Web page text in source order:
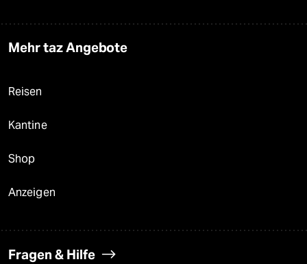
Mehr taz Angebote
Reisen
Kantine
Shop
Anzeigen
Fragen & Hilfe